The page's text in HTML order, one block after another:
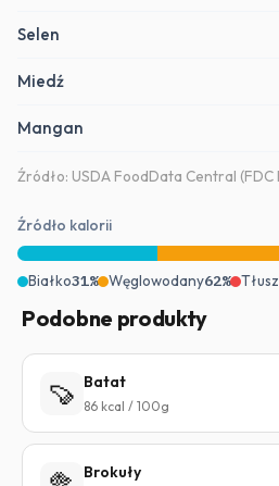
Selen
Miedź
Mangan
Źródło: USDA FoodData Central (FDC
Źródło kalorii
Białko31% Węglowodany62%
Podobne produkty
🍠 Batat
86 kcal / 100g
Brokuły